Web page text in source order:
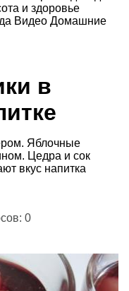
и здоровье
Видео Домашние
в
Яблочные
Цедра и сок
вкус напитка
0